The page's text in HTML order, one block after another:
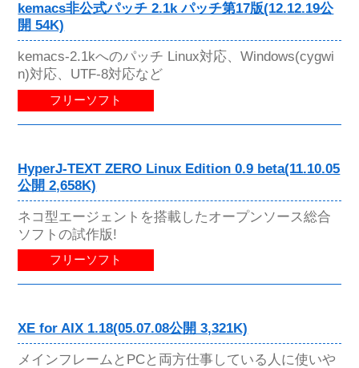
kemacs非公式パッチ 2.1k パッチ第17版(12.12.19公
開 54K)
kemacs-2.1kへのパッチ Linux対応、Windows(cygwi
n)対応、UTF-8対応など
フリーソフト
HyperJ-TEXT ZERO Linux Edition 0.9 beta(11.10.05
公開 2,658K)
ネコ型エージェントを搭載したオープンソース総合
ソフトの試作版!
フリーソフト
XE for AIX 1.18(05.07.08公開 3,321K)
メインフレームとPCと両方仕事している人に使いや